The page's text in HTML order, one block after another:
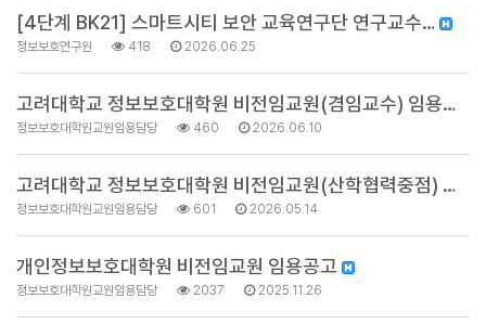
[4단계 BK21] 스마트시티 보안 교육연구단 연구교수…
정보보호연구원 418 2026.06.25
고려대학교 정보보호대학원 비전임교원(겸임교수) 임용공고
정보보호대학원교원임용담당 460 2026.06.10
고려대학교 정보보호대학원 비전임교원(산학협력중점) 임용…
정보보호대학원교원임용담당 601 2026.05.14
개인정보보호대학원 비전임교원 임용공고
정보보호대학원교원임용담당 2037 2025.11.26